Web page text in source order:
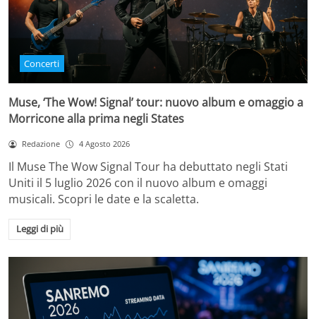
Concerti
Muse, ‘The Wow! Signal’ tour: nuovo album e omaggio a
Morricone alla prima negli States
Redazione 4 Agosto 2026
Il Muse The Wow Signal Tour ha debuttato negli Stati
Uniti il 5 luglio 2026 con il nuovo album e omaggi
musicali. Scopri le date e la scaletta.
Leggi di più